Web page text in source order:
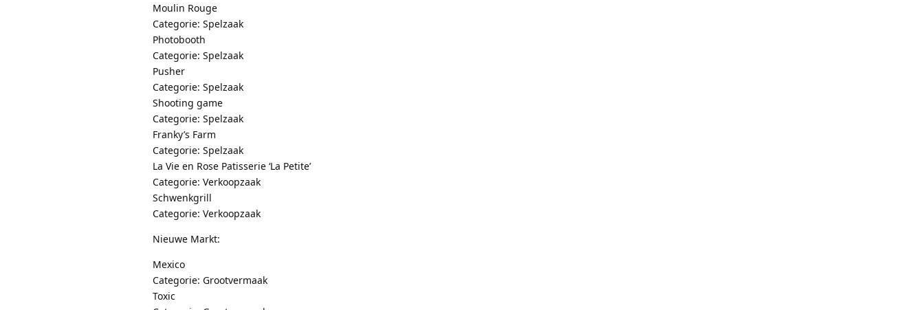
Moulin Rouge
Categorie: Spelzaak
Photobooth
Categorie: Spelzaak
Pusher
Categorie: Spelzaak
Shooting game
Categorie: Spelzaak
Franky’s Farm
Categorie: Spelzaak
La Vie en Rose Patisserie ‘La Petite’
Categorie: Verkoopzaak
Schwenkgrill
Categorie: Verkoopzaak
Nieuwe Markt:
Mexico
Categorie: Grootvermaak
Toxic